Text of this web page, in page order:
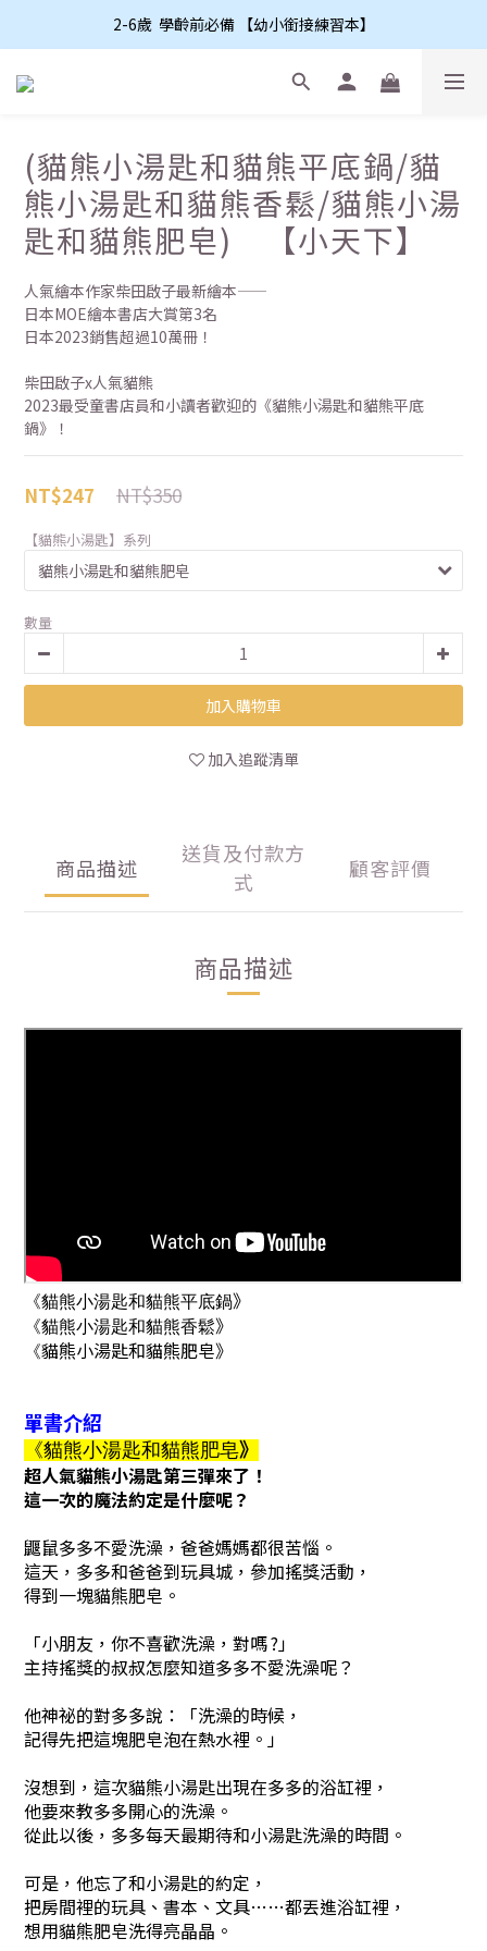
2-6歲  學齡前必備 【幼小銜接練習本】
(貓熊小湯匙和貓熊平底鍋/貓
熊小湯匙和貓熊香鬆/貓熊小湯
匙和貓熊肥皂) 【小天下】
人氣繪本作家柴田啟子最新繪本——
日本MOE繪本書店大賞第3名
日本2023銷售超過10萬冊！
柴田啟子x人氣貓熊
2023最受童書店員和小讀者歡迎的《貓熊小湯匙和貓熊平底
鍋》！
NT$350
NT$247
【貓熊小湯匙】系列
數量
加入購物車
加入追蹤清單
商品描述
送貨及付款方
式
顧客評價
商品描述
《貓熊小湯匙和貓熊平底鍋》
《貓熊小湯匙和貓熊香鬆》
《貓熊小湯匙和貓熊肥皂》
單書介紹
《貓熊小湯匙和貓熊肥皂》
超人氣貓熊小湯匙第三彈來了！
這一次的魔法約定是什麼呢？
鼴鼠多多不愛洗澡，爸爸媽媽都很苦惱。
這天，多多和爸爸到玩具城，參加搖獎活動，
得到一塊貓熊肥皂。
「小朋友，你不喜歡洗澡，對嗎 ?」
主持搖獎的叔叔怎麼知道多多不愛洗澡呢？
他神祕的對多多說：「洗澡的時候，
記得先把這塊肥皂泡在熱水裡。」
沒想到，這次貓熊小湯匙出現在多多的浴缸裡，
他要來教多多開心的洗澡。
從此以後，多多每天最期待和小湯匙洗澡的時間。
可是，他忘了和小湯匙的約定，
把房間裡的玩具、書本、文具……都丟進浴缸裡，
想用貓熊肥皂洗得亮晶晶。